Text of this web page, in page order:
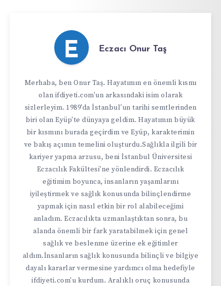
E Eczacı Onur Taş
Merhaba, ben Onur Taş. Hayatımın en önemli kısmı
olan ifdiyeti.com'un arkasındaki isim olarak
sizlerleyim. 1989'da İstanbul'un tarihi semtlerinden
biri olan Eyüp'te dünyaya geldim. Hayatımın büyük
bir kısmını burada geçirdim ve Eyüp, karakterimin
ve bakış açımın temelini oluşturdu.Sağlıkla ilgili bir
kariyer yapma arzusu, beni İstanbul Üniversitesi
Eczacılık Fakültesi'ne yönlendirdi. Eczacılık
eğitimim boyunca, insanların yaşamlarını
iyileştirmek ve sağlık konusunda bilinçlendirme
yapmak için nasıl etkin bir rol alabileceğimi
anladım. Eczacılıkta uzmanlaştıktan sonra, bu
alanda önemli bir fark yaratabilmek için genel
sağlık ve beslenme üzerine ek eğitimler
aldım.İnsanların sağlık konusunda bilinçli ve bilgiye
dayalı kararlar vermesine yardımcı olma hedefiyle
ifdiyeti.com'u kurdum. Aralıklı oruç konusunda